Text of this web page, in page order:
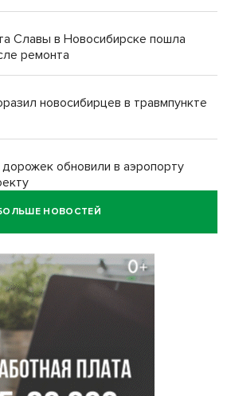
Славы в Новосибирске пошла
ремонта
новосибирцев в травмпункте
обновили в аэропорту
рост заболеваемости
внука за продажу дедова ружья
сдали первую очередь
НОВОСТЕЙ